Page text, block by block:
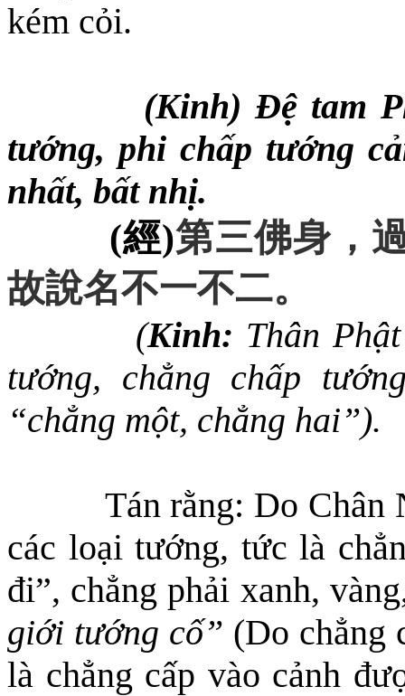
kém cỏi.
(Kinh) Đệ tam
tướng, phi chấp tướng
nhất, bất nhị.
(經)第三佛身 ，
故說名不一不二。
(Kinh: Thân
tướng, chẳng chấp
“chẳng một, chẳng hai”).
Tán rằng: Do Chân
các loại tướng, tức là
đi”, chẳng phải xanh,
giới tướng cố” (Do chẳng
là chẳng cấp vào cảnh